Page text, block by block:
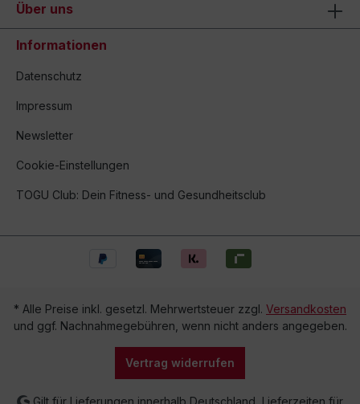
Über uns
Informationen
Datenschutz
Impressum
Newsletter
Cookie-Einstellungen
TOGU Club: Dein Fitness- und Gesundheitsclub
* Alle Preise inkl. gesetzl. Mehrwertsteuer zzgl. Versandkosten
und ggf. Nachnahmegebühren, wenn nicht anders angegeben.
Vertrag widerrufen
Gilt für Lieferungen innerhalb Deutschland, Lieferzeiten für